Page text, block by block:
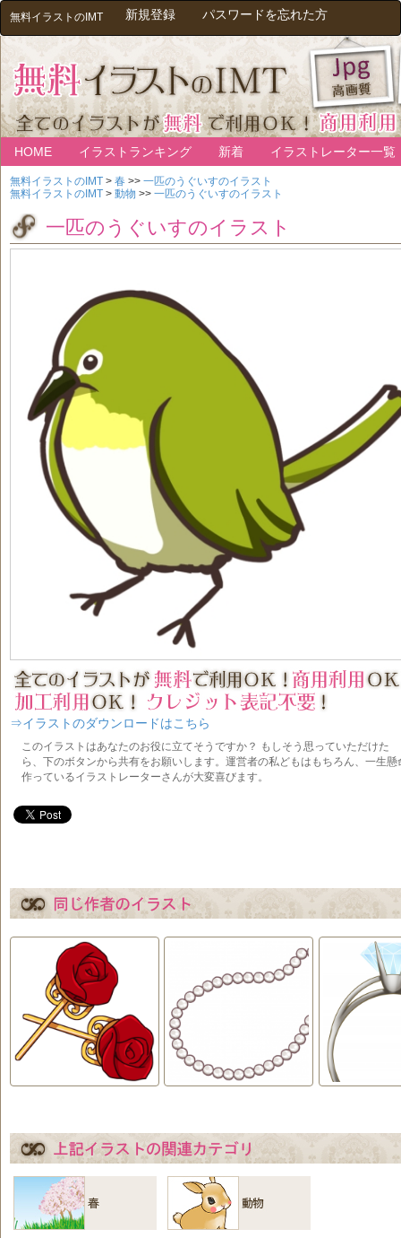
無料イラストのIMT 新規登録 パスワードを忘れた方
HOME イラストランキング 新着 イラストレーター一覧
無料イラストのIMT > 春 >> 一匹のうぐいすのイラスト
無料イラストのIMT > 動物 >> 一匹のうぐいすのイラスト
一匹のうぐいすのイラスト
⇒イラストのダウンロードはこちら